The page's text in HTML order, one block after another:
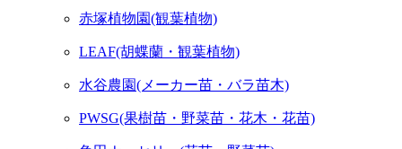
赤塚植物園(観葉植物)
LEAF(胡蝶蘭・観葉植物)
水谷農園(メーカー苗・バラ苗木)
PWSG(果樹苗・野菜苗・花木・花苗)